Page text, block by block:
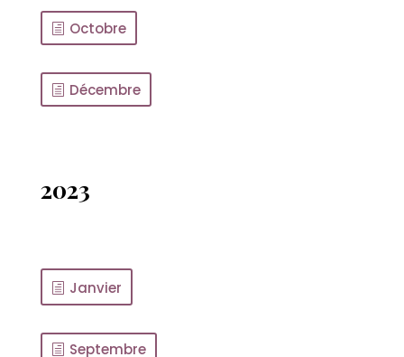
Octobre
Décembre
2023
Janvier
Septembre